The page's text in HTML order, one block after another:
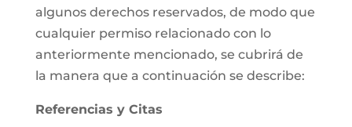
algunos derechos reservados, de modo que
cualquier permiso relacionado con lo
anteriormente mencionado, se cubrirá de
la manera que a continuación se describe:
Referencias y Citas